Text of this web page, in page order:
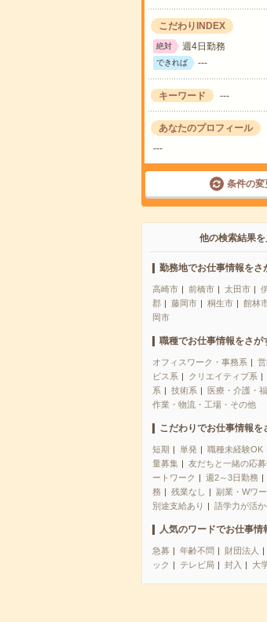
こだわりINDEX
絶対 週4日勤務
できれば ---
キーワード ---
あなたのプロフィール
---
条件の変
他の検索結果を
勤務地でお仕事情報をさ
高崎市 前橋市 太田市
郡
藤岡市 桐生市 館林
岡市
職種でお仕事情報をさが
オフィスワーク・事務系
ビス系
クリエイティブ系
系
技術系 医療・介護・
作業・物流・工場・その他
こだわりでお仕事情報を
短期 単発 職種未経験OK
量募集
友だちと一緒の応
ートワーク
週2～3日勤務
務
残業なし 副業・Wワ
別途支給あり
語学力が活
人気のワードでお仕事情
急募 年齢不問 財団法人
ック
テレビ局 封入 大